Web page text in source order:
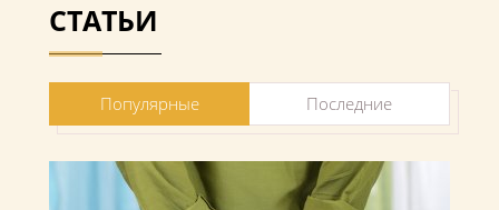
СТАТЬИ
Популярные Последние